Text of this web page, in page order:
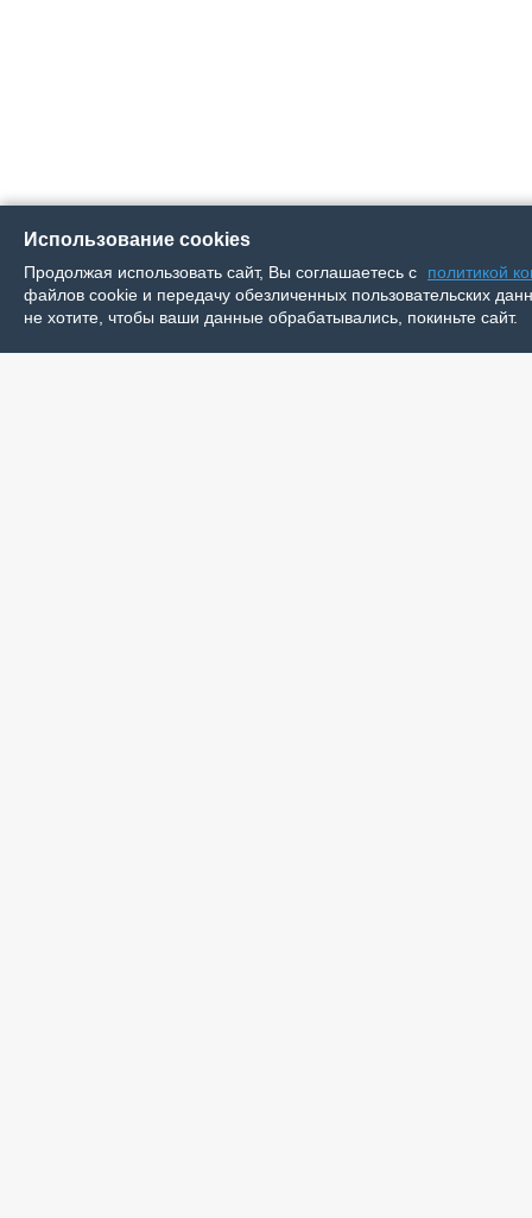
Использование cookies
Продолжая использовать сайт, Вы соглашаетесь с
политикой
файлов cookie и передачу обезличенных пользовательских
не хотите, чтобы ваши данные обрабатывались, покиньте сайт.